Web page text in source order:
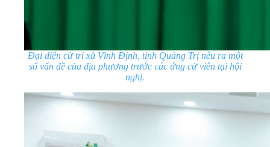
Đại diện cử tri xã Vĩnh Định, tỉnh Quảng Trị nêu ra một
số vấn đề của địa phương trước các ứng cử viên tại hội
nghị.